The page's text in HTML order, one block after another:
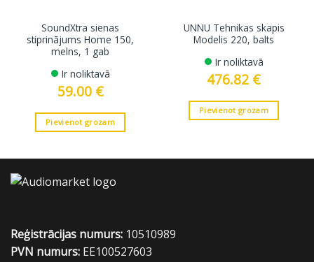
SoundXtra sienas
stiprinājums Home 150,
melns, 1 gab
Ir noliktavā
59.00 €
Pievienot grozam
UNNU Tehnikas skapis
Modelis 220, balts
Ir noliktavā
476.82 €
Pievienot grozam
Reģistrācijas numurs: 10510989
PVN numurs: EE100527603